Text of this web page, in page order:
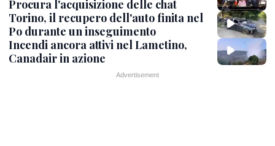
Procura l'acquisizione delle chat
Torino, il recupero dell'auto finita nel
Po durante un inseguimento
Incendi ancora attivi nel Lametino,
Canadair in azione